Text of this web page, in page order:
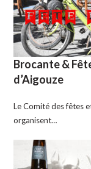
Brocante &
d’Aigouze
Le Comité des fêtes
organisent…